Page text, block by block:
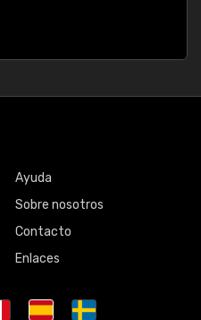
Ayuda
Sobre nosotros
Contacto
Enlaces